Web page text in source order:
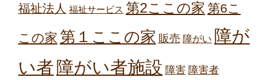
福祉法人 福祉サービス 第2ここの家 第6こ
この家 第１ここの家 販売 障がい 障が
い者 障がい者施設 障害 障害者